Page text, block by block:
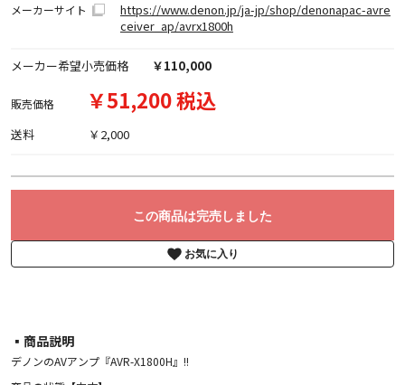
メーカーサイト
https://www.denon.jp/ja-jp/shop/denonapac-avre
ceiver_ap/avrx1800h
メーカー希望小売価格 ￥110,000
販売価格 ￥51,200 税込
送料 ￥2,000
この商品は完売しました
お気に入り
▪︎商品説明
デノンのAVアンプ『AVR-X1800H』!!